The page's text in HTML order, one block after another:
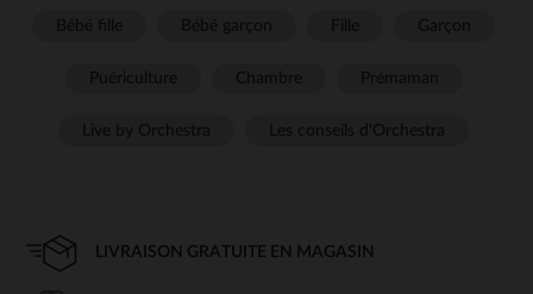
LIVRAISON GRATUITE EN MAGASIN